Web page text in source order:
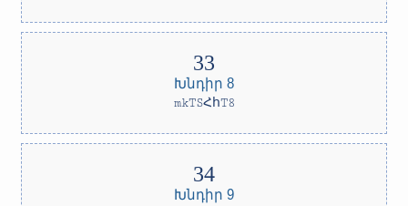
Խնդիր 8
mkTSՀհT8
Խնդիր 9